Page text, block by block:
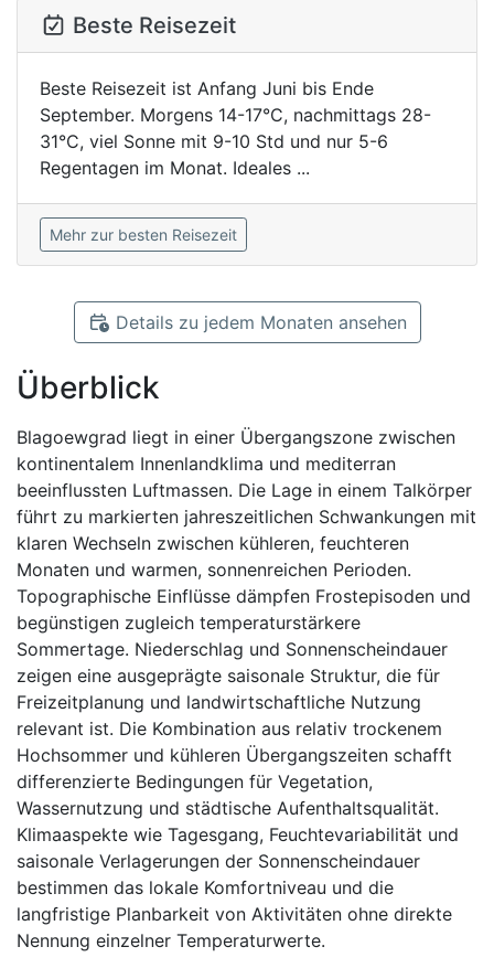
Beste Reisezeit
Beste Reisezeit ist Anfang Juni bis Ende
September. Morgens 14-17°C, nachmittags 28-
31°C, viel Sonne mit 9-10 Std und nur 5-6
Regentagen im Monat. Ideales ...
Mehr zur besten Reisezeit
Details zu jedem Monaten ansehen
Überblick
Blagoewgrad liegt in einer Übergangszone zwischen
kontinentalem Innenlandklima und mediterran
beeinflussten Luftmassen. Die Lage in einem Talkörper
führt zu markierten jahreszeitlichen Schwankungen mit
klaren Wechseln zwischen kühleren, feuchteren
Monaten und warmen, sonnenreichen Perioden.
Topographische Einflüsse dämpfen Frostepisoden und
begünstigen zugleich temperaturstärkere
Sommertage. Niederschlag und Sonnenscheindauer
zeigen eine ausgeprägte saisonale Struktur, die für
Freizeitplanung und landwirtschaftliche Nutzung
relevant ist. Die Kombination aus relativ trockenem
Hochsommer und kühleren Übergangszeiten schafft
differenzierte Bedingungen für Vegetation,
Wassernutzung und städtische Aufenthaltsqualität.
Klimaaspekte wie Tagesgang, Feuchtevariabilität und
saisonale Verlagerungen der Sonnenscheindauer
bestimmen das lokale Komfortniveau und die
langfristige Planbarkeit von Aktivitäten ohne direkte
Nennung einzelner Temperaturwerte.